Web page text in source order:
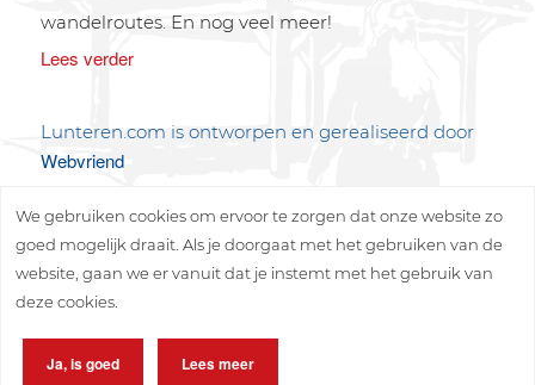
wandelroutes. En nog veel meer!
Lees verder
Lunteren.com is ontworpen en gerealiseerd door
Webvriend
We gebruiken cookies om ervoor te zorgen dat onze website zo
goed mogelijk draait. Als je doorgaat met het gebruiken van de
website, gaan we er vanuit dat je instemt met het gebruik van
deze cookies.
Ja, is goed Lees meer